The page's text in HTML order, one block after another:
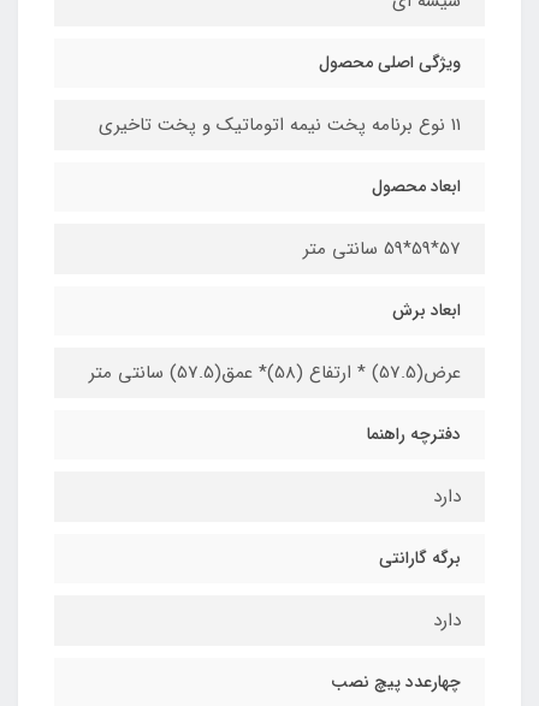
ویژگی اصلی محصول
11 نوع برنامه پخت نیمه اتوماتیک و پخت تاخیری
ابعاد محصول
57*59*59 سانتی متر
ابعاد برش
عرض(57.5) * ارتفاع (58)* عمق(57.5) سانتی متر
دفترچه راهنما
دارد
برگه گارانتی
دارد
چهارعدد پیچ نصب